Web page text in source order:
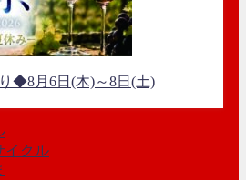
◆8月6日(木)～8日(土)